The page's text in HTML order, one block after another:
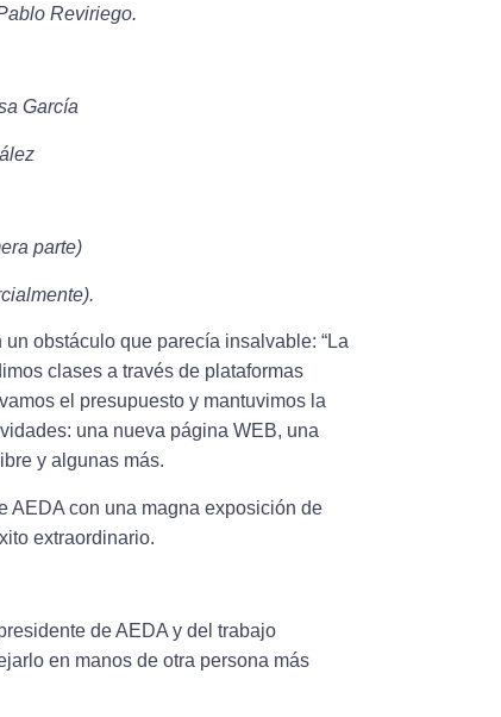
Reviriego.
García
parte)
obstáculo que parecía insalvable: “La
clases a través de plataformas
el presupuesto y mantuvimos la
una nueva página WEB, una
y algunas más.
AEDA con una magna exposición de
extraordinario.
de AEDA y del trabajo
en manos de otra persona más